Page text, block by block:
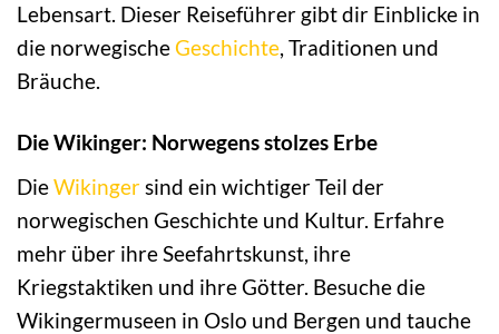
Lebensart. Dieser Reiseführer gibt dir Einblicke in
die norwegischeGeschichte, Traditionen und
Bräuche.
Die Wikinger: Norwegens stolzes Erbe
DieWikingersind ein wichtiger Teil der
norwegischen Geschichte und Kultur. Erfahre
mehr über ihre Seefahrtskunst, ihre
Kriegstaktiken und ihre Götter. Besuche die
Wikingermuseen in Oslo und Bergen und tauche